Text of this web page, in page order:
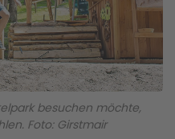
besuchen möchte,
Foto: Girstmair